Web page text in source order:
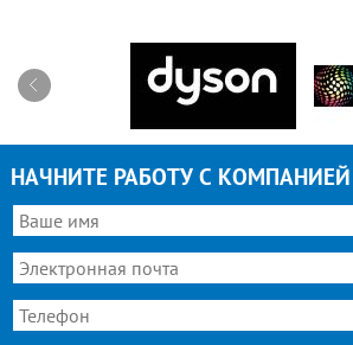
НАЧНИТЕ РАБОТУ С